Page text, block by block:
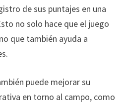
de sus puntajes en una
no solo hace que el juego
que también ayuda a
puede mejorar su
en torno al campo, como